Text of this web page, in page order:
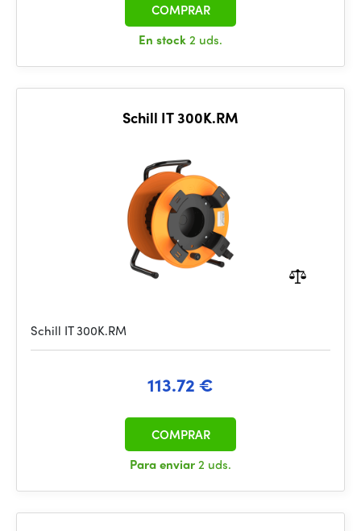
En stock2 uds.
COMPRAR
Schill IT 300K.RM
Schill IT 300K.RM
113.72 €
Para enviar2 uds.
COMPRAR